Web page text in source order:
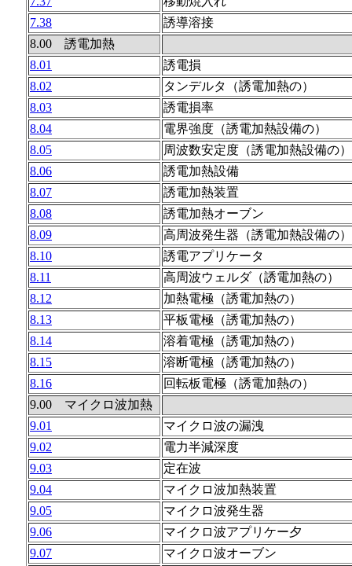
7.38
誘導溶接
8.00 誘電加熱
8.01
誘電損
8.02
タンデルタ（誘電加熱の）
8.03
誘電損率
8.04
電界強度（誘電加熱設備の）
8.05
周波数安定度（誘電加熱設備の）
8.06
誘電加熱設備
8.07
誘電加熱装置
8.08
誘電加熱オーブン
8.09
高周波発生器（誘電加熱設備の）
8.10
誘電アプリケータ
8.11
高周波ウェルダ（誘電加熱の）
8.12
加熱電極（誘電加熱の）
8.13
平板電極（誘電加熱の）
8.14
溶着電極（誘電加熱の）
8.15
溶断電極（誘電加熱の）
8.16
回転板電極（誘電加熱の）
9.00 マイクロ波加熱
9.01
マイクロ波の漏洩
9.02
電力半減深度
9.03
定在波
9.04
マイクロ波加熱装置
9.05
マイクロ波発生器
9.06
マイクロ波アプリケー夕
9.07
マイクロ波オーブン